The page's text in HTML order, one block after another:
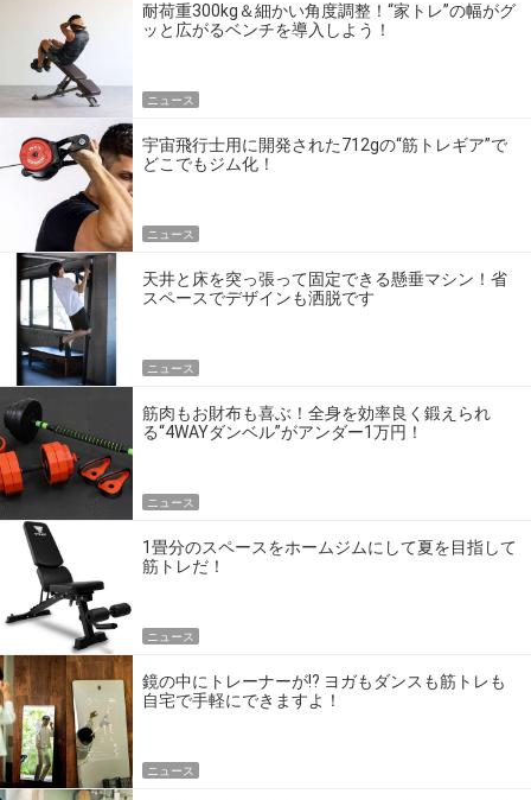
耐荷重300kg＆細かい角度調整！“家トレ”の幅がグ
ッと広がるベンチを導入しよう！
ニュース
宇宙飛行士用に開発された712gの“筋トレギア”で
どこでもジム化！
ニュース
天井と床を突っ張って固定できる懸垂マシン！省
スペースでデザインも洒脱です
ニュース
筋肉もお財布も喜ぶ！全身を効率良く鍛えられ
る“4WAYダンベル”がアンダー1万円！
ニュース
1畳分のスペースをホームジムにして夏を目指して
筋トレだ！
ニュース
鏡の中にトレーナーが!? ヨガもダンスも筋トレも
自宅で手軽にできますよ！
ニュース